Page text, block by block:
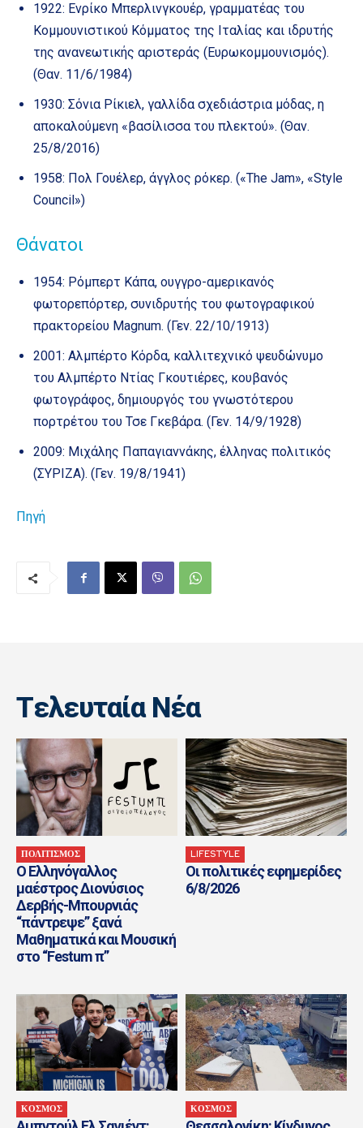
1922: Ενρίκο Μπερλινγκουέρ, γραμματέας του
Κομμουνιστικού Κόμματος της Ιταλίας και ιδρυτής
της ανανεωτικής αριστεράς (Ευρωκομμουνισμός).
(Θαν. 11/6/1984)
1930: Σόνια Ρίκιελ, γαλλίδα σχεδιάστρια μόδας, η
αποκαλούμενη «βασίλισσα του πλεκτού». (Θαν.
25/8/2016)
1958: Πολ Γουέλερ, άγγλος ρόκερ. («The Jam», «Style
Council»)
Θάνατοι
1954: Ρόμπερτ Κάπα, ουγγρο-αμερικανός
φωτορεπόρτερ, συνιδρυτής του φωτογραφικού
πρακτορείου Magnum. (Γεν. 22/10/1913)
2001: Αλμπέρτο Κόρδα, καλλιτεχνικό ψευδώνυμο
του Αλμπέρτο Ντίας Γκουτιέρες, κουβανός
φωτογράφος, δημιουργός του γνωστότερου
πορτρέτου του Τσε Γκεβάρα. (Γεν. 14/9/1928)
2009: Μιχάλης Παπαγιαννάκης, έλληνας πολιτικός
(ΣΥΡΙΖΑ). (Γεν. 19/8/1941)
Πηγή
Tελευταία Nέα
ΠΟΛΙΤΙΣΜΟΣ
Ο Ελληνόγαλλος
μαέστρος Διονύσιος
Δερβής-Μπουρνιάς
“πάντρεψε” ξανά
Μαθηματικά και Μουσική
στο “Festum π”
LIFESTYLE
Οι πολιτικές εφημερίδες
6/8/2026
ΚΟΣΜΟΣ ΚΟΣΜΟΣ